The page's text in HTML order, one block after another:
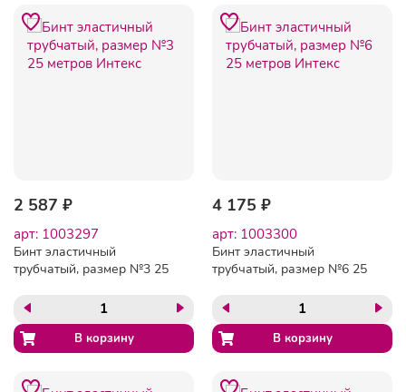
2 587 ₽
арт: 1003297
Бинт эластичный
трубчатый, размер №3 25
4 175 ₽
арт: 1003300
Бинт эластичный
трубчатый, размер №6 25